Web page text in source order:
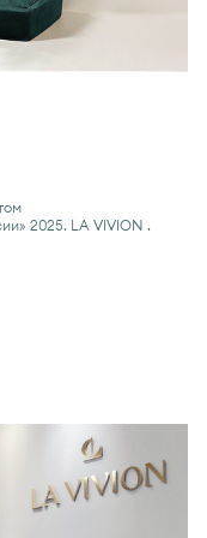
2025. LA VIVION .